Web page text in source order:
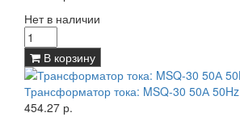
Нет в наличии
В корзину
Трансформатор тока: MSQ-30 50А 50Hz
454.27 р.